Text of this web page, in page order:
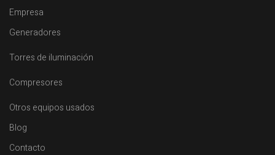
Empresa
Generadores
Torres de iluminación
Compresores
Otros equipos usados
Blog
Contacto